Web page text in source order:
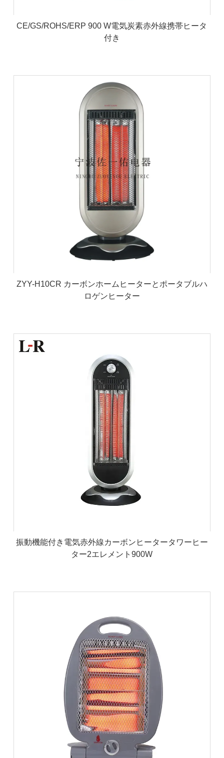
CE/GS/ROHS/ERP 900 W電気炭素赤外線携帯ヒータ
付き
ZYY-H10CR カーボンホームヒーターとポータブルハ
ロゲンヒーター
振動機能付き電気赤外線カーボンヒータータワーヒー
ター2エレメント900W